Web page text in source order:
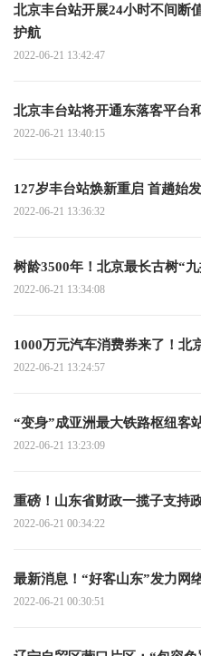
北京丰台站开展24小时不间断值守和巡视 为旅
护航
2022-06-21 13:42:47
北京丰台站将开通东落客平台
2022-06-21 13:40:15
127岁丰台站焕
2022-06-21 13:36:32
树龄3500年！北京最长古树“
2022-06-21 13:34:08
1000万元汽车消费券来了！北
2022-06-21 13:24:57
2022-06-21 13:23:09
重磅！山东省财政一揽子支持
2022-06-21 00:34:22
2022-06-21 00:30:51